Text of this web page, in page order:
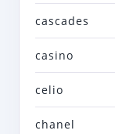
cascades
casino
celio
chanel